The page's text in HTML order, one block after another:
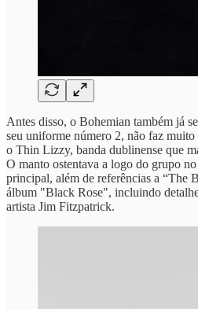
Antes disso, o Bohemian também já
seu uniforme número 2, não faz
o Thin Lizzy, banda dublinense que
O manto ostentava a logo do grupo
principal, além de referências a “The
álbum "Black Rose", incluindo
artista Jim Fitzpatrick.